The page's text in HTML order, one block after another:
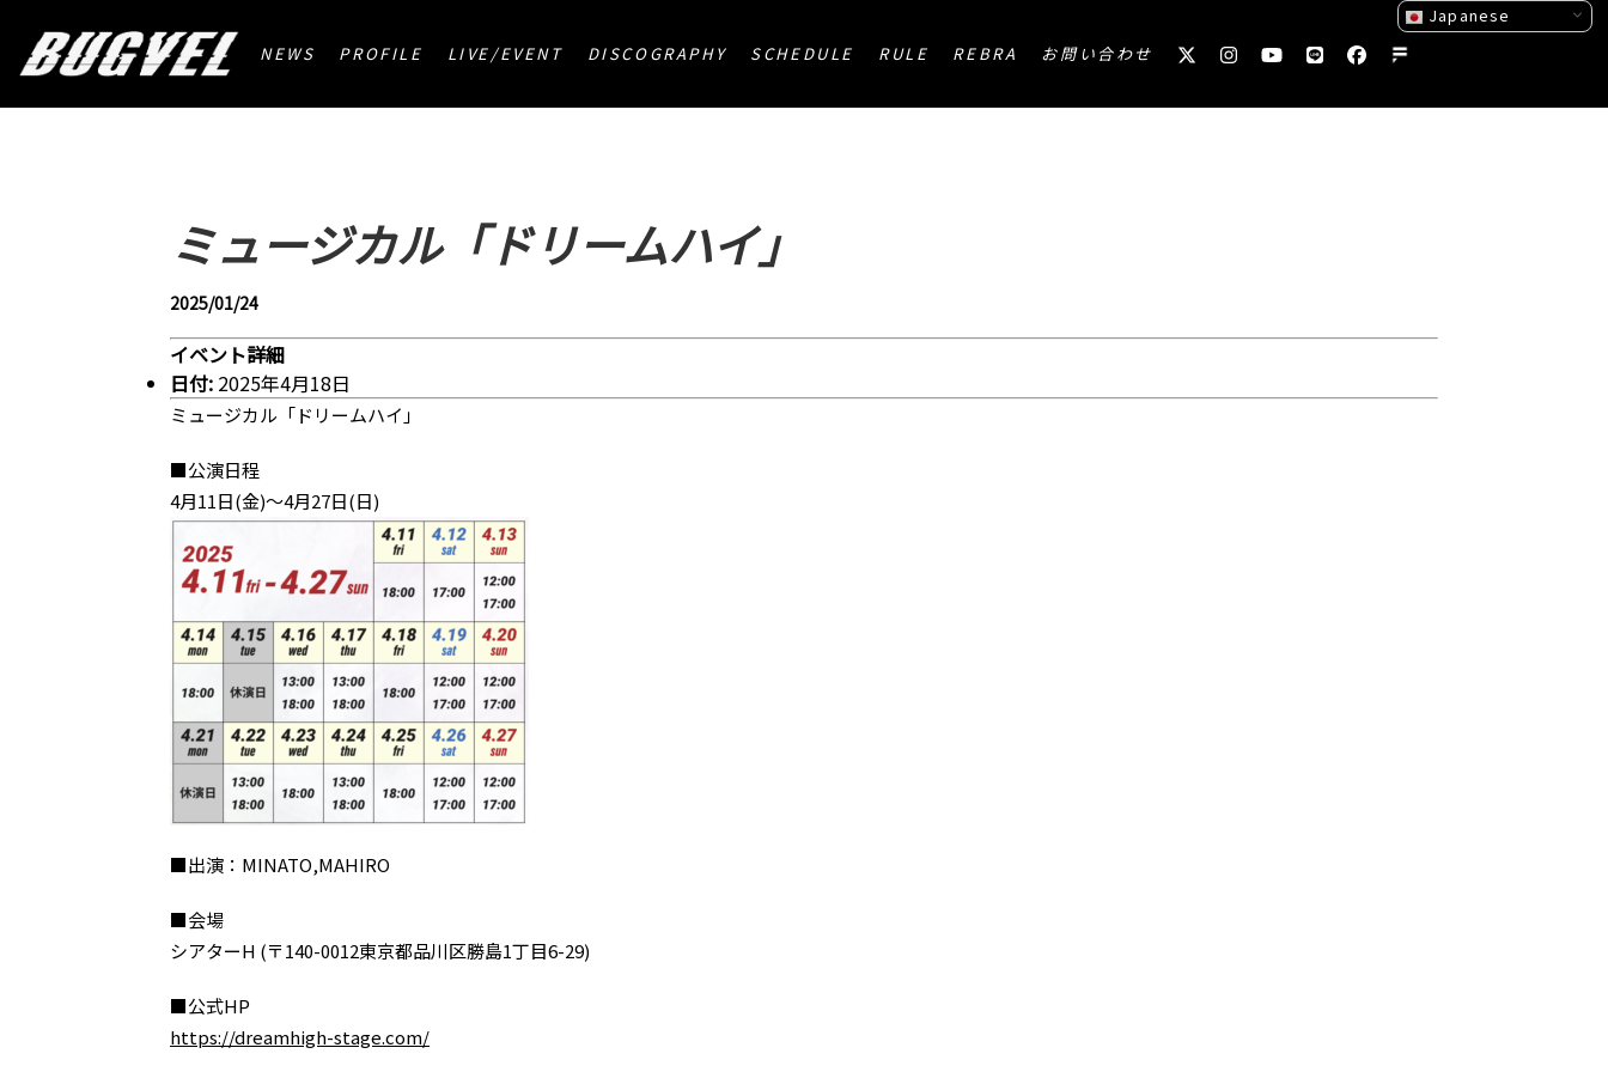
NEWS PROFILE LIVE/EVENT DISCOGRAPHY SCHEDULE RULE REBRA お問い合わせ
HOME> ミュージカル「ドリームハイ」
ミュージカル「ドリームハイ」
2025/01/24
イベント詳細
日付: 2025年4月18日
ミュージカル「ドリームハイ」
■公演日程
4月11日(金)～4月27日(日)
■出演：MINATO,MAHIRO
■会場
シアターH (〒140-0012東京都品川区勝島1丁目6-29)
■公式HP
https://dreamhigh-stage.com/
Japanese